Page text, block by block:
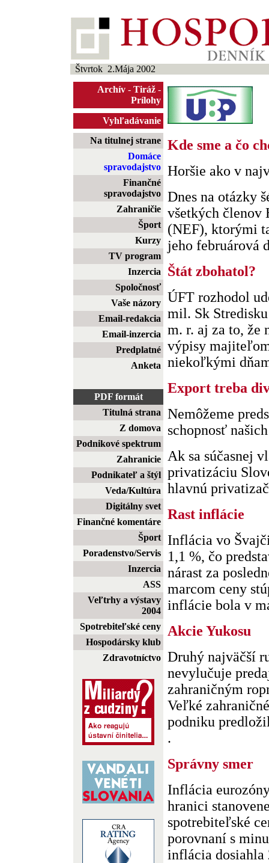
Štvrtok 2.Mája 2002
Archív - Tiráž -
Prílohy
Vyhľadávanie
Na titulnej strane
Domáce
spravodajstvo
Finančné
spravodajstvo
Zahraničie
Šport
Kurzy
TV program
Inzercia
Spoločnosť
Vaše názory
Email-redakcia
Email-inzercia
Predplatné
Anketa
PDF formát
Titulná strana
Z domova
Podnikové spektrum
Zahranicie
Podnikateľ a štýl
Veda/Kultúra
Digitálny svet
Finančné komentáre
Šport
Poradenstvo/Servis
Inzercia
ASS
Veľtrhy a výstavy
2004
Spotrebiteľské ceny
Hospodársky klub
Zdravotníctvo
Kde sme a čo
Horšie ako v
Dnes na otázky
všetkých členov
(NEF), ktorými
jeho februárová
Štát zbohatol?
ÚFT rozhodol
mil. Sk
m. r. aj za to, že
výpisy
niekoľkými
Export treba
Nemôžeme
schopnosť
Ak sa súčasnej
privatizáciu
hlavnú
Rast inflácie
Inflácia vo
1,1 %, čo
nárast za
marcom ceny
inflácie bola v
Akcie Yukosu
Druhý najväčší
nevylučuje
zahraničným
Veľké
podniku
.
Správny smer
Inflácia
hranici
spotrebiteľské
porovnaní s
inflácia dosiahla